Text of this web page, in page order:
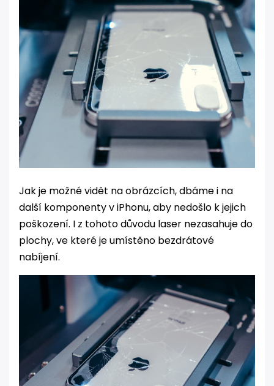
Jak je možné vidět na obrázcích, dbáme i na
další komponenty v iPhonu, aby nedošlo k jejich
poškození. I z tohoto důvodu laser nezasahuje do
plochy, ve které je umístěno bezdrátové
nabíjení.